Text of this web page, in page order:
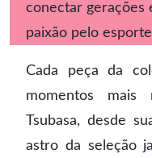
conectar gerações
paixão pelo
Cada peça da
momentos mais
Tsubasa, desde
astro da seleção